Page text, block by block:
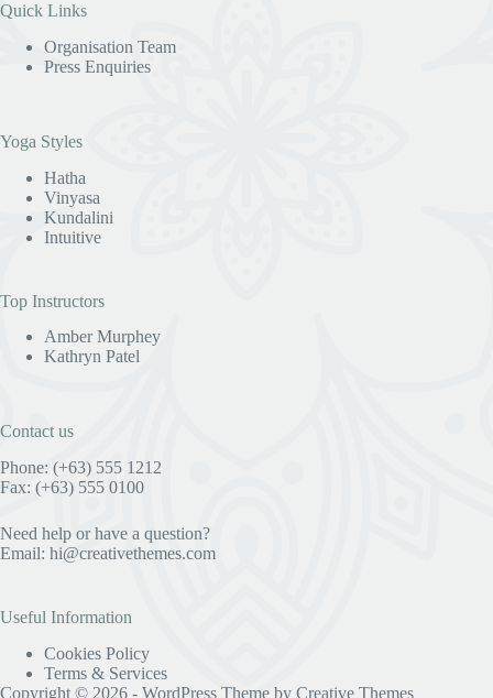
Quick Links
Organisation Team
Press Enquiries
Yoga Styles
Hatha
Vinyasa
Kundalini
Intuitive
Top Instructors
Amber Murphey
Kathryn Patel
Contact us
Phone: (+63) 555 1212
Fax: (+63) 555 0100
Need help or have a question?
Email: hi@creativethemes.com
Useful Information
Cookies Policy
Terms & Services
Copyright © 2026 - WordPress Theme by Creative Themes